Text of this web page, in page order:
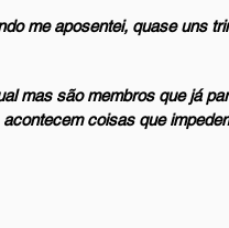
me aposentei, quase uns
mas são membros que já
coisas que